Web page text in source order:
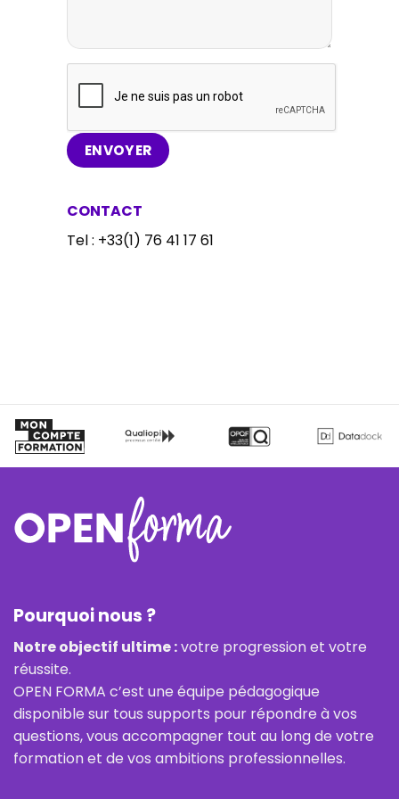
CONTACT
Tel : +33(1) 76 41 17 61
Pourquoi nous ?
Notre objectif ultime :votre progression et votre
réussite.
OPEN FORMA c’est une équipe pédagogique
disponible sur tous supports pour répondre à vos
questions, vous accompagner tout au long de votre
formation et de vos ambitions professionnelles.